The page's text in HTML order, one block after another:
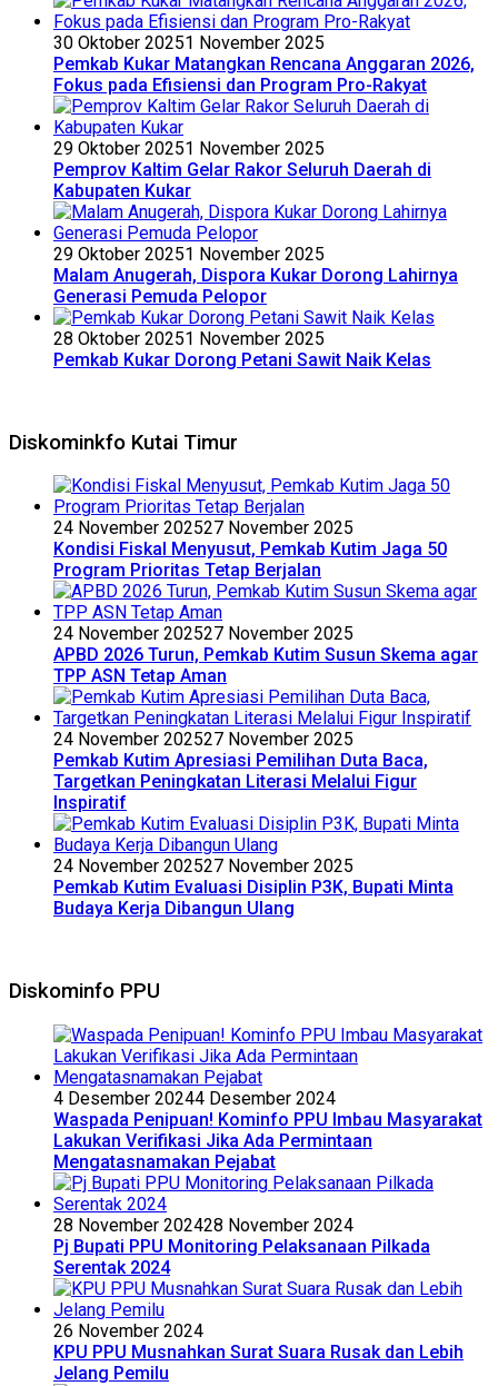
30 Oktober 20251 November 2025
Pemkab Kukar Matangkan Rencana Anggaran 2026,
Fokus pada Efisiensi dan Program Pro-Rakyat
29 Oktober 20251 November 2025
Pemprov Kaltim Gelar Rakor Seluruh Daerah di
Kabupaten Kukar
29 Oktober 20251 November 2025
Malam Anugerah, Dispora Kukar Dorong Lahirnya
Generasi Pemuda Pelopor
28 Oktober 20251 November 2025
Pemkab Kukar Dorong Petani Sawit Naik Kelas
Diskominkfo Kutai Timur
24 November 202527 November 2025
Kondisi Fiskal Menyusut, Pemkab Kutim Jaga 50
Program Prioritas Tetap Berjalan
24 November 202527 November 2025
APBD 2026 Turun, Pemkab Kutim Susun Skema agar
TPP ASN Tetap Aman
24 November 202527 November 2025
Pemkab Kutim Apresiasi Pemilihan Duta Baca,
Targetkan Peningkatan Literasi Melalui Figur
Inspiratif
24 November 202527 November 2025
Pemkab Kutim Evaluasi Disiplin P3K, Bupati Minta
Budaya Kerja Dibangun Ulang
Diskominfo PPU
4 Desember 20244 Desember 2024
Waspada Penipuan! Kominfo PPU Imbau Masyarakat
Lakukan Verifikasi Jika Ada Permintaan
Mengatasnamakan Pejabat
28 November 202428 November 2024
Pj Bupati PPU Monitoring Pelaksanaan Pilkada
Serentak 2024
26 November 2024
KPU PPU Musnahkan Surat Suara Rusak dan Lebih
Jelang Pemilu